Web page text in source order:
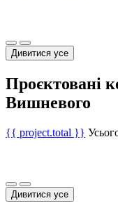
Дивитися усе
Проєктовані
Вишневого
{{ project.total }}
Дивитися усе